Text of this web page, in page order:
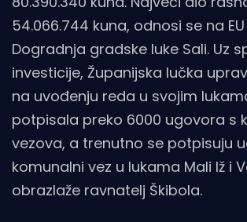
54.066.744 kuna, odnosi se na
Dogradnja gradske luke Sali. Uz
investicije, Županijska lučka
na uvođenju reda u svojim
potpisala preko 6000 ugovora s
vezova, a trenutno se potpisuju
komunalni vez u lukama Mali Iž i
obrazlaže ravnatelj Škibola.